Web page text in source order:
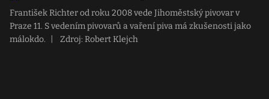
František Richter od roku 2008 vede Jihoměstský pivovar v
Praze 11. S vedením pivovarů a vaření piva má zkušenosti jako
málokdo.
Zdroj: Robert Klejch